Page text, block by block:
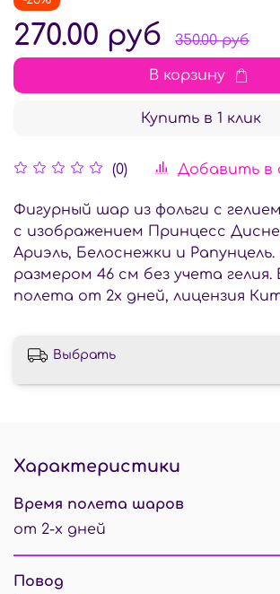
(0) Добавить в
270.00 руб 350.00 руб
В корзину
Купить в 1 клик
Фигурный шар из фольги с
с изображением Принцесс
Ариэль, Белоснежки и Рапунцель.
размером 46 см без учета гелия.
полета от 2х дней, лицензия
Выбрать
Характеристики
Время полета шаров
от 2-х дней
Повод